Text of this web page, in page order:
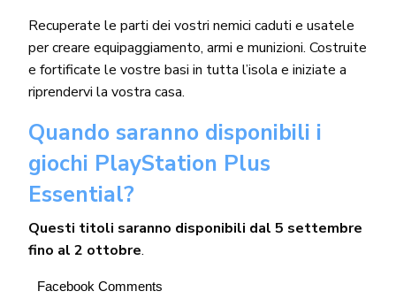
Recuperate le parti dei vostri nemici caduti e usatele
per creare equipaggiamento, armi e munizioni. Costruite
e fortificate le vostre basi in tutta l’isola e iniziate a
riprendervi la vostra casa.
Quando saranno disponibili i
giochi PlayStation Plus
Essential?
Questi titoli saranno disponibili dal 5 settembre
fino al 2 ottobre.
Facebook Comments